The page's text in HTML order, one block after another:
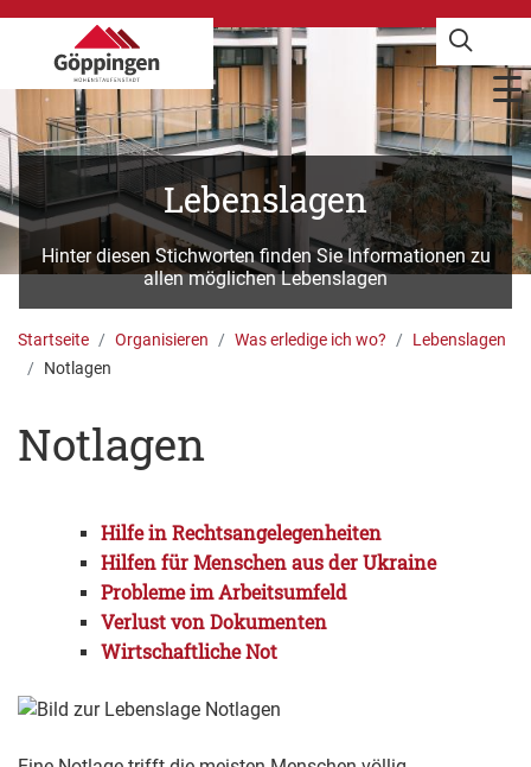
Lebenslagen
Hinter diesen Stichworten finden Sie Informationen zu
allen möglichen Lebenslagen
Startseite Organisieren Was erledige ich wo?
Lebenslagen
Notlagen
Notlagen
Hilfe in Rechtsangelegenheiten
Hilfen für Menschen aus der Ukraine
Probleme im Arbeitsumfeld
Verlust von Dokumenten
Wirtschaftliche Not